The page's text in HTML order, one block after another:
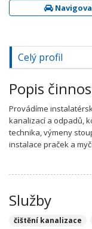
Celý profil
Popis
Provádíme
kanalizací a odpadů,
technika, výmeny
instalace praček a
Služby
čištění kanalizace